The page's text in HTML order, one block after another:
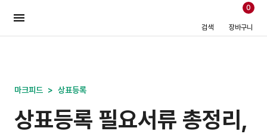
검색 장바구니
0
마크피드 > 상표등록
상표등록 필요서류 총정리,